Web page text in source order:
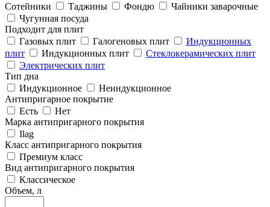
Сотейники
Таджины Фондю
Чайники заварочные
Чугунная посуда
Подходит для плит
Газовых плит
Галогеновых плит
Индукционных
плит
Индукционных плит
Стеклокерамических плит
Электрических плит
Тип дна
Индукционное
Неиндукционное
Антипригарное покрытие
Есть
Нет
Марка антипригарного покрытия
Ilag
Класс антипригарного покрытия
Премиум класс
Вид антипригарного покрытия
Классическое
Объем, л